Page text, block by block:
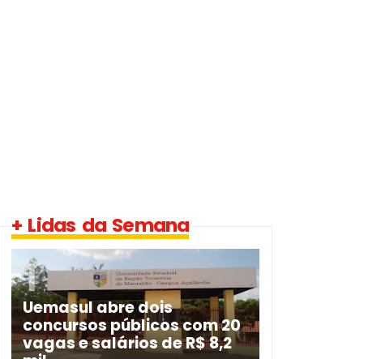
+ Lidas da Semana
Uemasul abre dois
concursos públicos com 20
vagas e salários de R$ 8,2